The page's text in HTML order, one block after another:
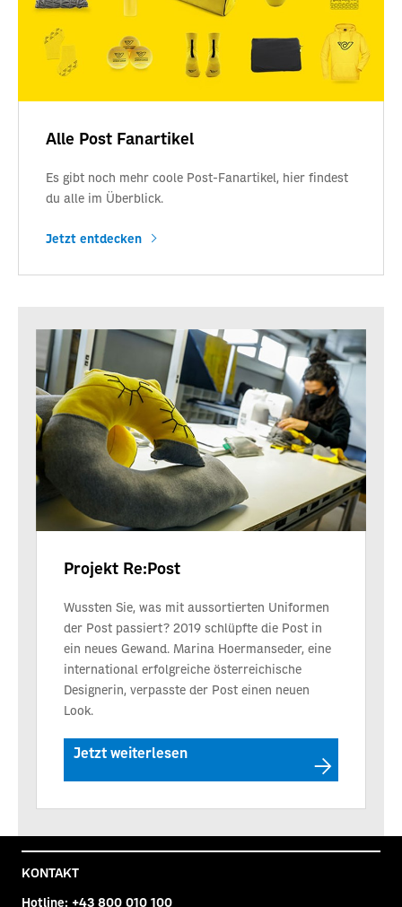
Alle Post Fanartikel
Es gibt noch mehr coole Post-Fanartikel, hier findest
du alle im Überblick.
Jetzt entdecken
Projekt Re:Post
Wussten Sie, was mit aussortierten Uniformen
der Post passiert? 2019 schlüpfte die Post in
ein neues Gewand. Marina Hoermanseder, eine
international erfolgreiche österreichische
Designerin, verpasste der Post einen neuen
Look.
Jetzt weiterlesen
KONTAKT
Hotline: +43 800 010 100